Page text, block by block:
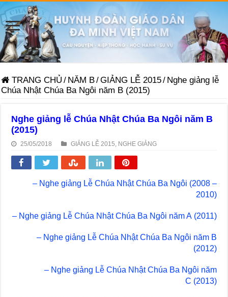
TRANG CHỦ / NĂM B/GIẢNG LỄ 2015/ Nghe giảng lễ
Chúa Nhật Chúa Ba Ngôi năm B (2015)
Nghe giảng lễ Chúa Nhật Chúa Ba Ngôi năm B
(2015)
25/05/2018 GIẢNG LỄ 2015 NGHE GIẢNG
– Nghe giảng Lễ Chúa Nhật Chúa Ba Ngôi (2008 –
2010)
– Nghe giảng Lễ Chúa Nhật Chúa Ba Ngôi năm A (2011)
– Nghe giảng Lễ Chúa Nhật Chúa Ba Ngôi năm B
(2012)
– Nghe giảng Lễ Chúa Nhật Chúa Ba Ngôi năm
C (2013)